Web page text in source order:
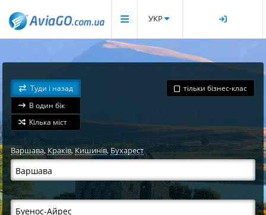
УКР
Туди і назад
В один бік
Кілька міст
тільки бізнес-клас
Варшава,Краків,Кишинів,Бухарест